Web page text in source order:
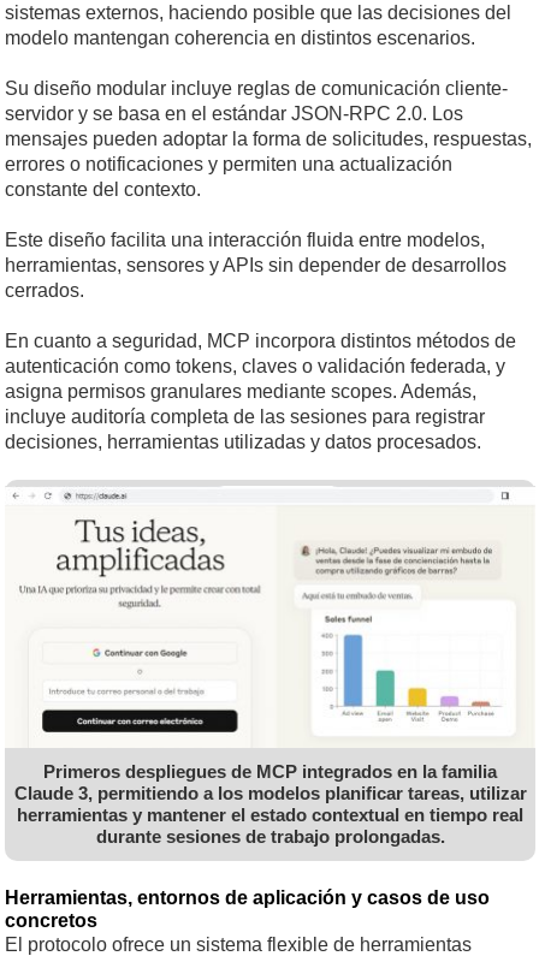
sistemas externos, haciendo posible que las decisiones del
modelo mantengan coherencia en distintos escenarios.
Su diseño modular incluye reglas de comunicación cliente-
servidor y se basa en el estándar JSON-RPC 2.0. Los
mensajes pueden adoptar la forma de solicitudes, respuestas,
errores o notificaciones y permiten una actualización
constante del contexto.
Este diseño facilita una interacción fluida entre modelos,
herramientas, sensores y APIs sin depender de desarrollos
cerrados.
En cuanto a seguridad, MCP incorpora distintos métodos de
autenticación como tokens, claves o validación federada, y
asigna permisos granulares mediante scopes. Además,
incluye auditoría completa de las sesiones para registrar
decisiones, herramientas utilizadas y datos procesados.
Primeros despliegues de MCP integrados en la familia
Claude 3, permitiendo a los modelos planificar tareas, utilizar
herramientas y mantener el estado contextual en tiempo real
durante sesiones de trabajo prolongadas.
Herramientas, entornos de aplicación y casos de uso
concretos
El protocolo ofrece un sistema flexible de herramientas